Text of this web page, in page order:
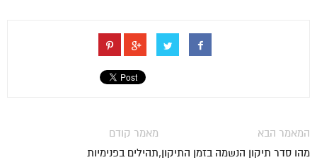
מאמר קודם
תהילים בפנימיות
המאמר הבא
מהו סדר תיקון הנשמה בזמן התיקון,